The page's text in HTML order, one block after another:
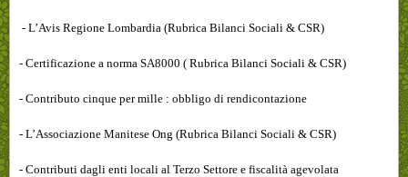
- L’Avis Regione Lombardia (Rubrica Bilanci Sociali & CSR)
- Certificazione a norma SA8000 ( Rubrica Bilanci Sociali & CSR)
- Contributo cinque per mille : obbligo di rendicontazione
- L’Associazione Manitese Ong (Rubrica Bilanci Sociali & CSR)
- Contributi dagli enti locali al Terzo Settore e fiscalità agevolata